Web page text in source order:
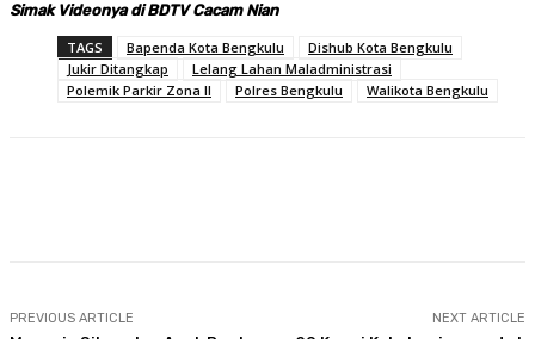
Simak Videonya di BDTV Cacam Nian
TAGS Bapenda Kota Bengkulu
Dishub Kota Bengkulu
Jukir Ditangkap
Lelang Lahan Maladministrasi
Polemik Parkir Zona II
Polres Bengkulu Walikota Bengkulu
PREVIOUS ARTICLE NEXT ARTICLE